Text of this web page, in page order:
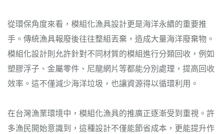
從環保角度來看，模組化漁具設計更是海洋永續的重要推
手。傳統漁具報廢後往往整組丟棄，造成大量海洋廢棄物。
模組化設計則允許針對不同材質的模組進行分類回收，例如
塑膠浮子、金屬零件、尼龍網片等都能分別處理，提高回收
效率。這不僅減少海洋垃圾，也讓資源得以循環利用。
在台灣漁業環境中，模組化漁具的推廣正逐漸受到重視。許
多漁民開始意識到，這種設計不僅能節省成本，更能提升作